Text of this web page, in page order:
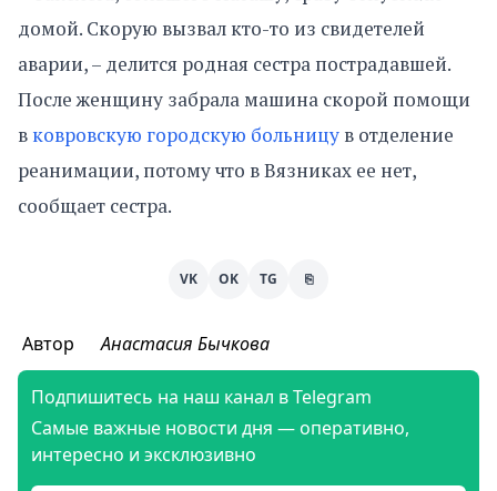
домой. Скорую вызвал кто-то из свидетелей
аварии, – делится родная сестра пострадавшей.
После женщину забрала машина скорой помощи
в ковровскую городскую больницу в отделение
реанимации, потому что в Вязниках ее нет,
сообщает сестра.
VK OK TG ⎘
Автор Анастасия Бычкова
Подпишитесь на наш канал в Telegram
Самые важные новости дня — оперативно,
интересно и эксклюзивно